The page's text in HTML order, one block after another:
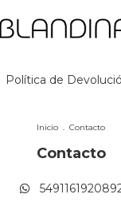
Política de
Inicio . Contacto
Contacto